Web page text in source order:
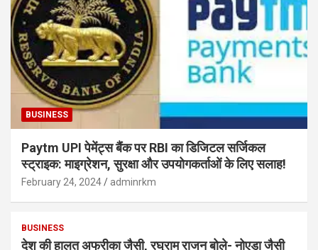
BUSINESS
Paytm UPI पेमेंट्स बैंक पर RBI का डिजिटल सर्जिकल
स्ट्राइक: माइग्रेशन, सुरक्षा और उपयोगकर्ताओं के लिए सलाह!
February 24, 2024 adminrkm
BUSINESS
देश की हालत अफ्रीका जैसी, रघुराम राजन बोले- नोएडा जैसी